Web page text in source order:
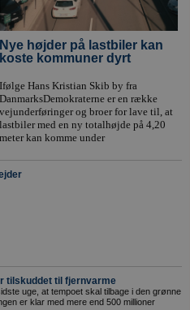
Nye højder på lastbiler kan
koste kommuner dyrt
Ifølge Hans Kristian Skib by fra
DanmarksDemokraterne er en række
vejunderføringer og broer for lave til, at
lastbiler med en ny totalhøjde på 4,20
meter kan komme under
tilskuddet til fjernvarme
uge, at tempoet skal tilbage i den grønne
er klar med mere end 500 millioner